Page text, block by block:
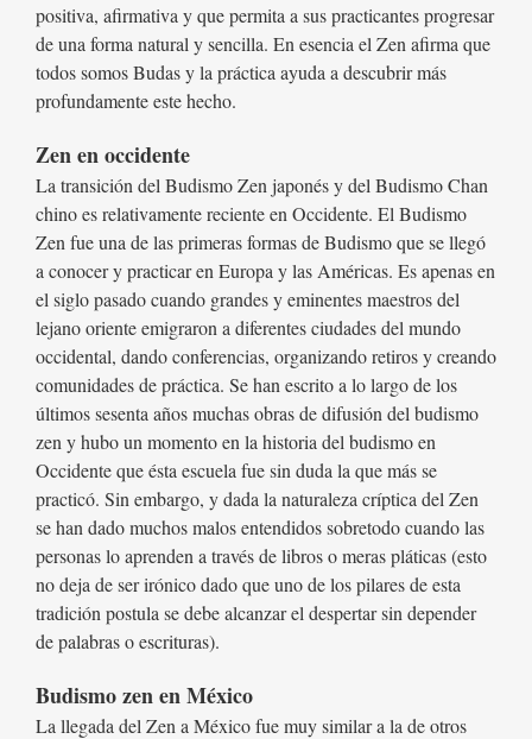
positiva, afirmativa y que permita a sus practicantes progresar
de una forma natural y sencilla. En esencia el Zen afirma que
todos somos Budas y la práctica ayuda a descubrir más
profundamente este hecho.
Zen en occidente
La transición del Budismo Zen japonés y del Budismo Chan
chino es relativamente reciente en Occidente. El Budismo
Zen fue una de las primeras formas de Budismo que se llegó
a conocer y practicar en Europa y las Américas. Es apenas en
el siglo pasado cuando grandes y eminentes maestros del
lejano oriente emigraron a diferentes ciudades del mundo
occidental, dando conferencias, organizando retiros y creando
comunidades de práctica. Se han escrito a lo largo de los
últimos sesenta años muchas obras de difusión del budismo
zen y hubo un momento en la historia del budismo en
Occidente que ésta escuela fue sin duda la que más se
practicó. Sin embargo, y dada la naturaleza críptica del Zen
se han dado muchos malos entendidos sobretodo cuando las
personas lo aprenden a través de libros o meras pláticas (esto
no deja de ser irónico dado que uno de los pilares de esta
tradición postula se debe alcanzar el despertar sin depender
de palabras o escrituras).
Budismo zen en México
La llegada del Zen a México fue muy similar a la de otros